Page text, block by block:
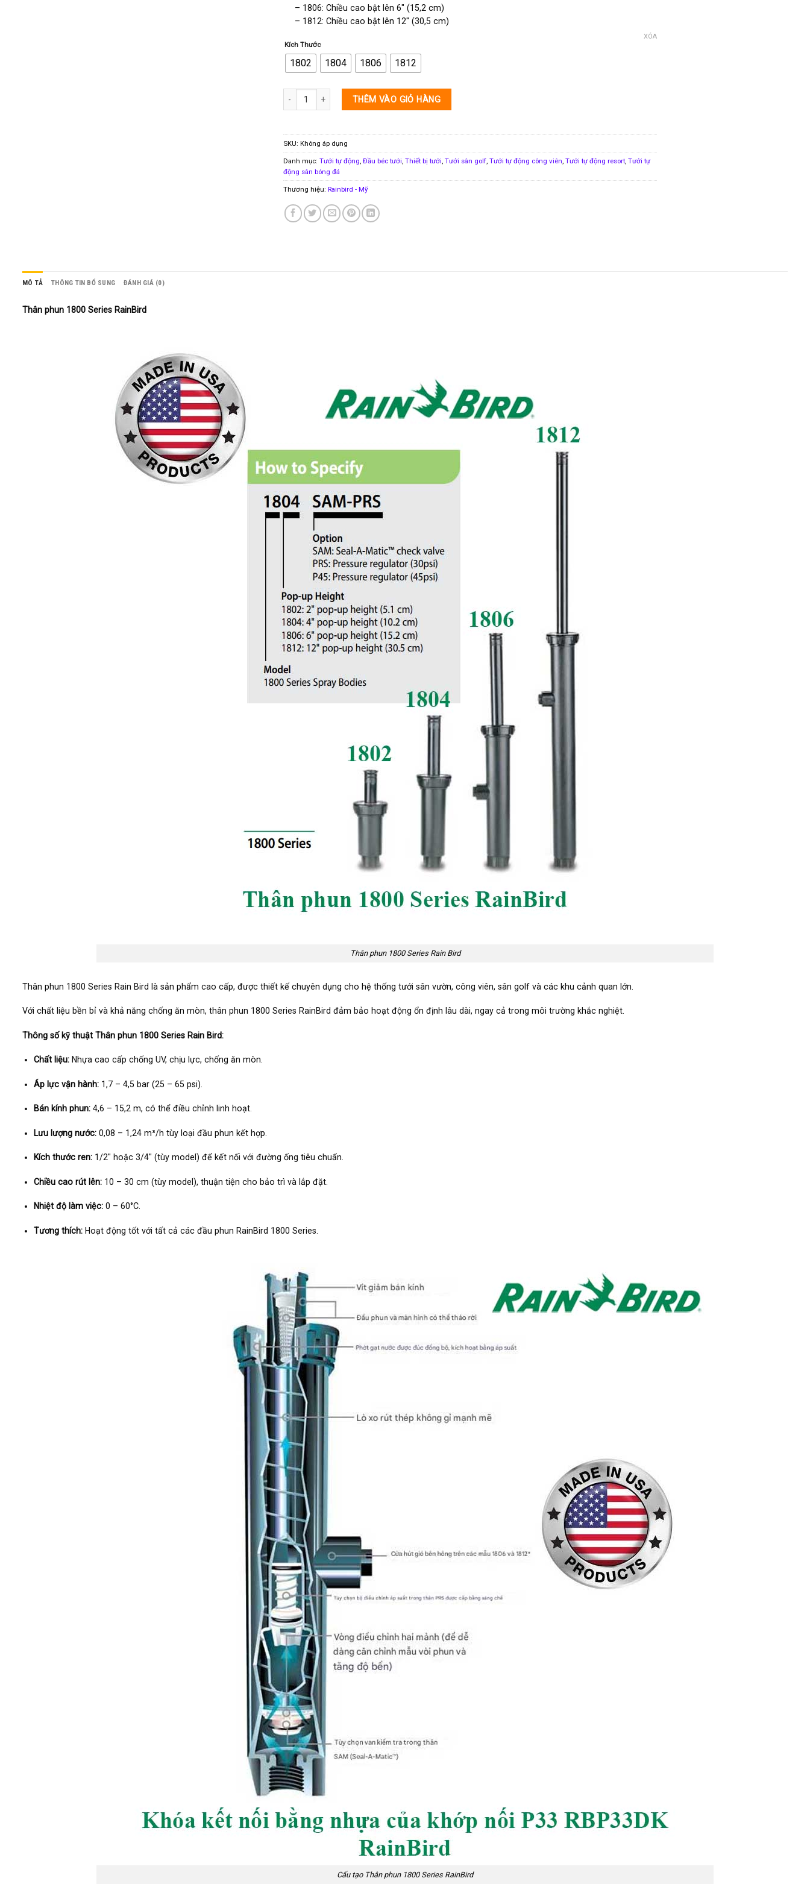
– 1806: Chiều cao bật lên 6″ (15,2 cm)
– 1812: Chiều cao bật lên 12″ (30,5 cm)
Kích Thước
1802 1804 1806 1812
XÓA
Thân phun 1800 Series RainBird số lượng
THÊM VÀO GIỎ HÀNG
SKU:Không áp dụng
Danh mục:Tưới tự động,Đầu béc tưới,Thiết bị tưới,Tưới sân golf,Tưới tự động công viên,Tưới tự động resort,Tưới tự
động sân bóng đá
Thương hiệu:Rainbird - Mỹ
MÔ TẢ THÔNG TIN BỔ SUNG ĐÁNH GIÁ (0)
Thân phun 1800 Series RainBird
Thân phun 1800 Series Rain Bird
Thân phun 1800 Series Rain Bird là sản phẩm cao cấp, được thiết kế chuyên dụng cho hệ thống tưới sân vườn, công viên, sân golf và các khu cảnh quan lớn.
Với chất liệu bền bỉ và khả năng chống ăn mòn, thân phun 1800 Series RainBird đảm bảo hoạt động ổn định lâu dài, ngay cả trong môi trường khắc nghiệt.
Thông số kỹ thuật Thân phun 1800 Series Rain Bird:
Chất liệu:Nhựa cao cấp chống UV, chịu lực, chống ăn mòn.
Áp lực vận hành:1,7 – 4,5 bar (25 – 65 psi).
Bán kính phun:4,6 – 15,2 m, có thể điều chỉnh linh hoạt.
Lưu lượng nước:0,08 – 1,24 m³/h tùy loại đầu phun kết hợp.
Kích thước ren:1/2″ hoặc 3/4″ (tùy model) để kết nối với đường ống tiêu chuẩn.
Chiều cao rút lên:10 – 30 cm (tùy model), thuận tiện cho bảo trì và lắp đặt.
Nhiệt độ làm việc:0 – 60°C.
Tương thích:Hoạt động tốt với tất cả các đầu phun RainBird 1800 Series.
Cấu tạo Thân phun 1800 Series RainBird